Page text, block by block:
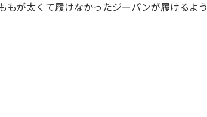
もが太くて履けなかったジーパンが履けるよう